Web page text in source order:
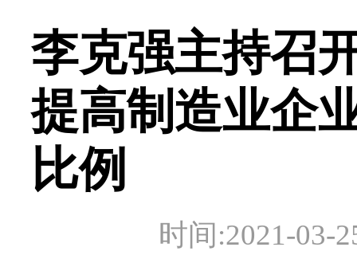
李克强主持召
提高制造业企
比例
时间:2021-03-